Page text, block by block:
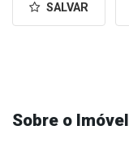
SALVAR
Sobre o Imóvel